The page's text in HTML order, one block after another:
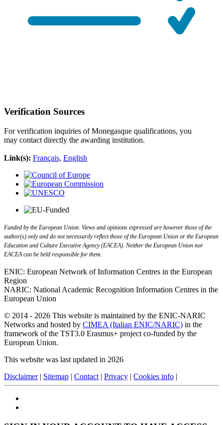
Verification Sources
For verification inquiries of Monegasque qualifications, you
may contact directly the awarding institution.
Link(s): Français, English
Funded by the European Union. Views and opinions expressed are however those of the
author(s) only and do not necessarily reflect those of the European Union or the European
Education and Culture Executive Agency (EACEA). Neither the European Union nor
EACEA can be held responsible for them.
ENIC: European Network of Information Centres in the European
Region
NARIC: National Academic Recognition Information Centres in the
European Union
© 2014 - 2026 This website is maintained by the ENIC-NARIC
Networks and hosted by CIMEA (Italian ENIC/NARIC) in the
framework of the TST3.0 Erasmus+ project co-funded by the
European Union.
This website was last updated in 2026
Disclaimer| Sitemap | Contact | Privacy | Cookies info |